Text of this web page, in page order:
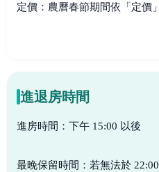
定價：農曆春節期間依「定價
進退房時間
進房時間：下午 15:00 以後
最晚保留時間：若無法於